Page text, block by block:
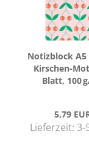
No­tiz­block
Kirschen-​​
Blatt, 100
5,79
Lieferzeit: 3-